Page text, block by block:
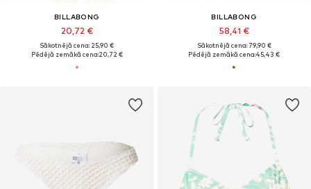
BILLABONG
20,72 €
Sākotnējā cena: 25,90 €
Pēdējā zemākā cena:20,72 €
BILLABONG
58,41 €
Sākotnējā cena: 79,90 €
Pēdējā zemākā cena:45,43 €